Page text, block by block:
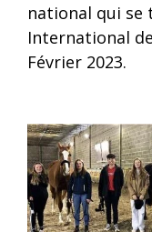
national qui se
International
Février 2023.